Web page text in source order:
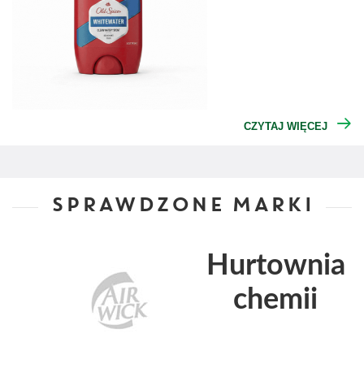
CZYTAJ WIĘCEJ
SPRAWDZONE MARKI
Hurtownia
chemii